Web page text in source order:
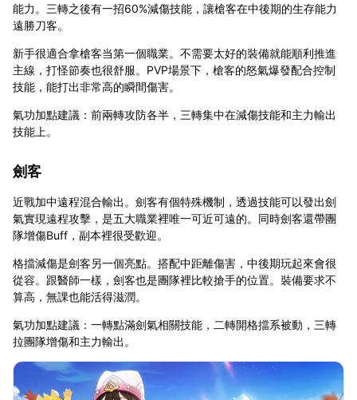
能力。三轉之後有一招60%減傷技能，讓槍客在中後期的生存能力
遠勝刀客。
新手很適合拿槍客当第一個職業。不需要太好的裝備就能順利推進
主線，打怪節奏也很舒服。PVP場景下，槍客的怒氣爆發配合控制
技能，能打出非常高的瞬間傷害。
氣功加點建議：前兩轉攻防各半，三轉集中在減傷技能和主力輸出
技能上。
劍客
近戰加中遠程混合輸出。劍客有個特殊機制，透過技能可以發出劍
氣實現遠程攻擊，是五大職業裡唯一可近可遠的。同時劍客還帶團
隊增傷Buff，副本裡很受歡迎。
格擋減傷是劍客另一個亮點。搭配中距離傷害，中後期玩起來會很
從容。跟醫師一樣，劍客也是團隊裡比較搶手的位置。裝備要求不
算高，無課也能活得滋潤。
氣功加點建議：一轉點滿劍氣相關技能，二轉開格擋系被動，三轉
拉團隊增傷和主力輸出。